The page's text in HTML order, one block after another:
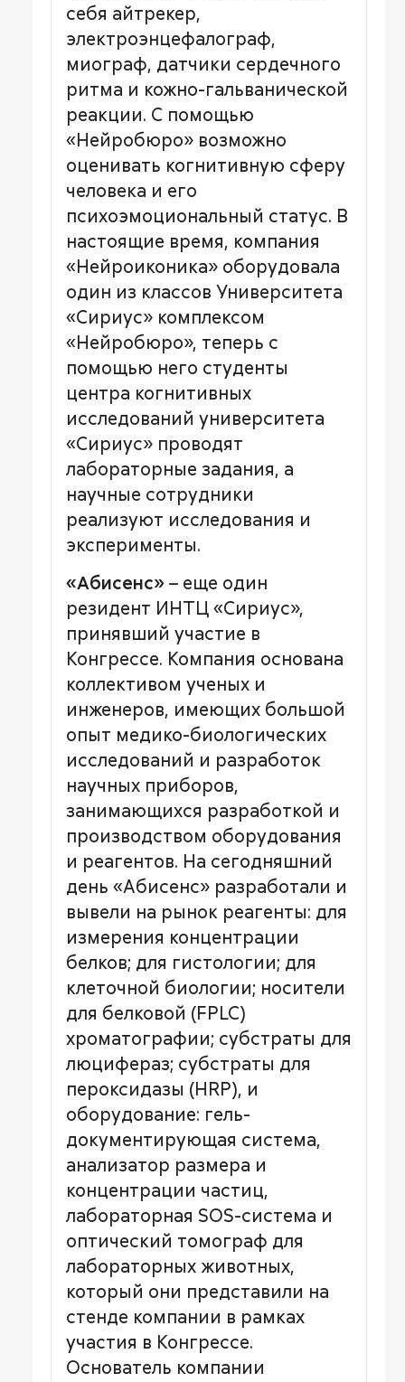
себя айтрекер,
электроэнцефалограф,
миограф, датчики сердечного
ритма и кожно-гальванической
реакции. С помощью
«Нейробюро» возможно
оценивать когнитивную сферу
человека и его
психоэмоциональный статус. В
настоящие время, компания
«Нейроиконика» оборудовала
один из классов Университета
«Сириус» комплексом
«Нейробюро», теперь с
помощью него студенты
центра когнитивных
исследований университета
«Сириус» проводят
лабораторные задания, а
научные сотрудники
реализуют исследования и
эксперименты.
«Абисенс» – еще один
резидент ИНТЦ «Сириус»,
принявший участие в
Конгрессе. Компания основана
коллективом ученых и
инженеров, имеющих большой
опыт медико-биологических
исследований и разработок
научных приборов,
занимающихся разработкой и
производством оборудования
и реагентов. На сегодняшний
день «Абисенс» разработали и
вывели на рынок реагенты: для
измерения концентрации
белков; для гистологии; для
клеточной биологии; носители
для белковой (FPLC)
хроматографии; субстраты для
люцифераз; субстраты для
пероксидазы (HRP), и
оборудование: гель-
документирующая система,
анализатор размера и
концентрации частиц,
лабораторная SOS-система и
оптический томограф для
лабораторных животных,
который они представили на
стенде компании в рамках
участия в Конгрессе.
Основатель компании